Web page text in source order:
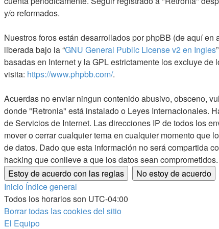
y/o reformados.
Nuestros foros están desarrollados por phpBB (de aquí
liberada bajo la “GNU General Public License v2 en Ingles
basadas en Internet y la GPL estrictamente los excluye
visita: https://www.phpbb.com/.
Acuerdas no enviar ningun contenido abusivo, obsceno,
donde "Retronia" está instalado o Leyes Internacionales.
de Servicios de Internet. Las direcciones IP de todos los
mover o cerrar cualquier tema en cualquier momento que
de datos. Dado que esta información no será compartida
hacking que conlleve a que los datos sean comprometidos.
Inicio Índice general
Todos los horarios son UTC-04:00
Borrar todas las cookies del sitio
El Equipo